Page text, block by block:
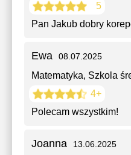
5
Pan Jakub dobry
Ewa 08.07.2025
Matematyka, Szkola
4+
Polecam wszystkim!
Joanna 13.06.2025